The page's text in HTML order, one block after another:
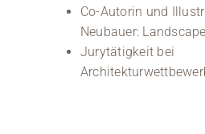
Co-Autorin und
Neubauer:
Jurytätigkeit bei